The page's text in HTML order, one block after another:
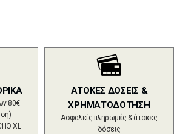
80€
XL
ΑΤΟΚΕΣ ΔΟΣΕΙΣ &
ΧΡΗΜΑΤΟΔΟΤΗΣΗ
Ασφαλείς πληρωμές & άτοκες
δόσεις